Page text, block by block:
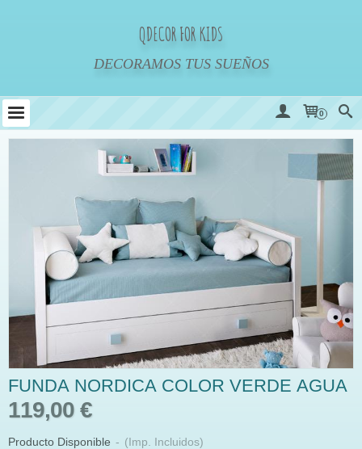
QDECOR FOR KIDS
DECORAMOS TUS SUEÑOS
0
FUNDA NORDICA COLOR VERDE AGUA
119,00 €
Producto Disponible - (Imp. Incluidos)